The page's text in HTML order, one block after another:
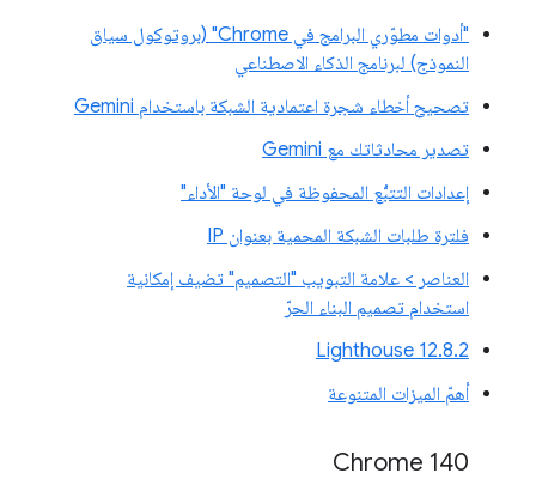
"أدوات مطوّري البرامج في Chrome" (بروتوكول سياق
النموذج) لبرنامج الذكاء الاصطناعي
تصحيح أخطاء شجرة اعتمادية الشبكة باستخدام Gemini
تصدير محادثاتك مع Gemini
إعدادات التتبُّع المحفوظة في لوحة "الأداء"
فلترة طلبات الشبكة المحمية بعنوان IP
العناصر > علامة التبويب "التصميم" تضيف إمكانية
استخدام تصميم البناء الحرّ
‫Lighthouse 12.8.2
أهمّ الميزات المتنوعة
Chrome 140